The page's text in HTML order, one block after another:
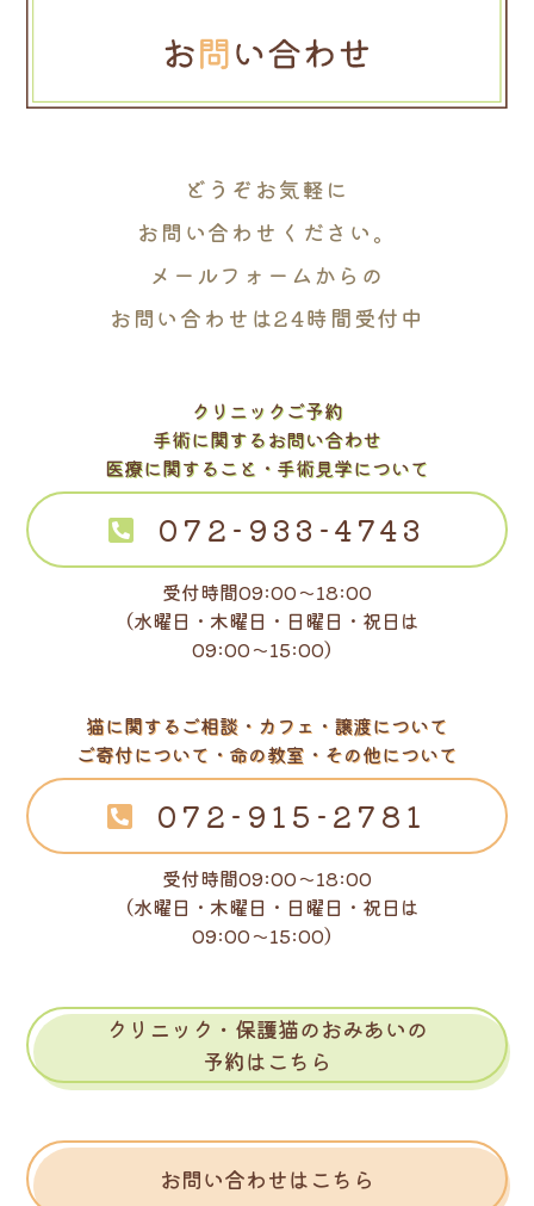
どうぞお気軽に
お問い合わせください。
メールフォームからの
お問い合わせは24時間受付中
クリニックご予約
手術に関するお問い合わせ
医療に関すること・手術見学について
072-933-4743
受付時間09:00～18:00
（水曜日・木曜日・日曜日・祝日は
09:00～15:00）
猫に関するご相談・カフェ・譲渡について
ご寄付について・命の教室・その他について
072-915-2781
受付時間09:00～18:00
（水曜日・木曜日・日曜日・祝日は
09:00～15:00）
クリニック・保護猫のおみあいの
予約はこちら
お問い合わせはこちら